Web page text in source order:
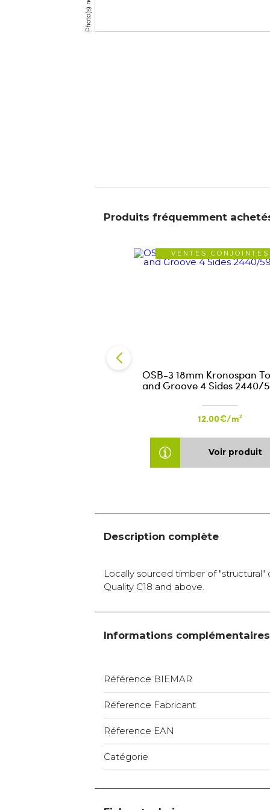
Produits fréquemment
VENTES CONJOINTES
OSB-3 18mm Kronospan
and Groove 4 Sides 2440/
12.00€/m²
Voir produit
Description complète
Locally sourced timber of
Quality C18 and above.
Informations complémentaires
Référence BIEMAR
Réference Fabricant
Réference EAN
Catégorie